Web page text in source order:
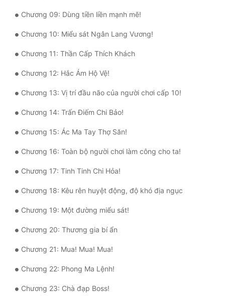
Thanh Xuân
Tiên Hiệp
Tiểu Thuyết
Trinh Thám
Triều Đấu
Trùng Sinh
Trọng Sinh
Chương 09: Dùng tiền liền mạnh mẽ!
Chương 10: Miểu sát Ngân Lang Vương!
Chương 11: Thần Cấp Thích Khách
Chương 12: Hắc Ám Hộ Vệ!
Chương 13: Vị trí đầu não của người chơi cấp 10!
Chương 14: Trấn Điếm Chi Bảo!
Chương 15: Ác Ma Tay Thợ Săn!
Chương 16: Toàn bộ người chơi làm công cho ta!
Chương 17: Tinh Tinh Chi Hỏa!
Chương 18: Kêu rên huyệt động, độ khó địa ngục
Chương 19: Một đường miểu sát!
Chương 20: Thương gia bí ẩn
Chương 21: Mua! Mua! Mua!
Chương 22: Phong Ma Lệnh!
Chương 23: Chà đạp Boss!